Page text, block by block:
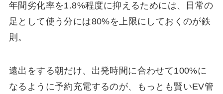
年間劣化率を1.8%程度に抑えるためには、日常の
足として使う分には80%を上限にしておくのが鉄
則。
遠出をする朝だけ、出発時間に合わせて100%に
なるように予約充電するのが、もっとも賢いEV管